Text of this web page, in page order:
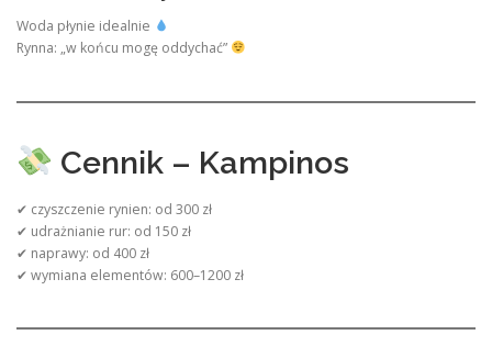
Woda płynie idealnie
Rynna: „w końcu mogę oddychać”
Cennik – Kampinos
✔ czyszczenie rynien: od 300 zł
✔ udrażnianie rur: od 150 zł
✔ naprawy: od 400 zł
✔ wymiana elementów: 600–1200 zł